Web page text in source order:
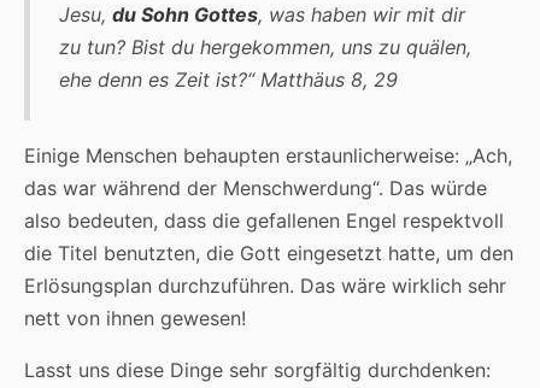
Jesu, du Sohn Gottes, was haben wir mit dir
zu tun? Bist du hergekommen, uns zu quälen,
ehe denn es Zeit ist?“ Matthäus 8, 29
Einige Menschen behaupten erstaunlicherweise: „Ach,
das war während der Menschwerdung“. Das würde
also bedeuten, dass die gefallenen Engel respektvoll
die Titel benutzten, die Gott eingesetzt hatte, um den
Erlösungsplan durchzuführen. Das wäre wirklich sehr
nett von ihnen gewesen!
Lasst uns diese Dinge sehr sorgfältig durchdenken: